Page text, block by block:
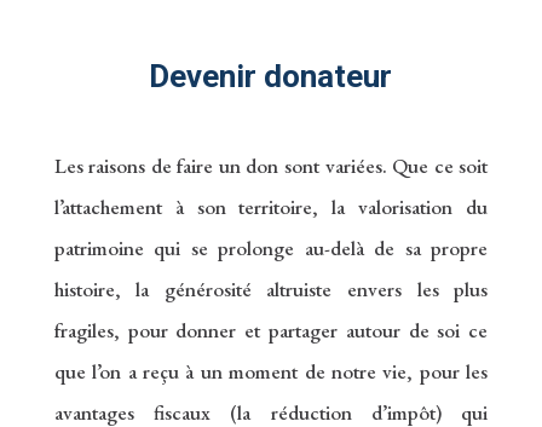
Devenir donateur
Les raisons de faire un don sont variées. Que ce soit
l’attachement à son territoire, la valorisation du
patrimoine qui se prolonge au-delà de sa propre
histoire, la générosité altruiste envers les plus
fragiles, pour donner et partager autour de soi ce
que l’on a reçu à un moment de notre vie, pour les
avantages fiscaux (la réduction d’impôt) qui